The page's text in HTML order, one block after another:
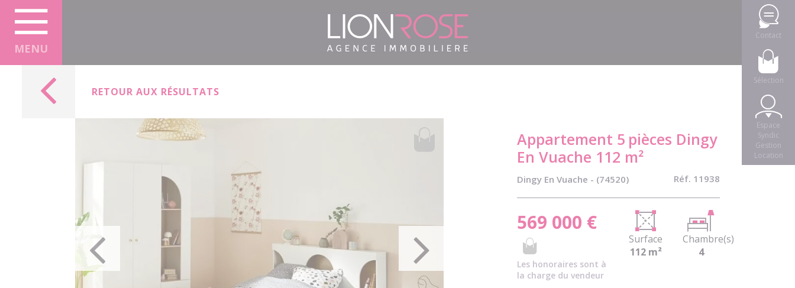
MENU
Contact
Sélection
Espace
Syndic
Gestion
Location
RETOUR AUX RÉSULTATS
Appartement 5 pièces Dingy
En Vuache 112 m²
Dingy En Vuache - (74520) Réf. 11938
569 000 €
Les honoraires sont à
la charge du vendeur
Surface
112 m²
Chambre(s)
4
Panneau de gestion des cookies